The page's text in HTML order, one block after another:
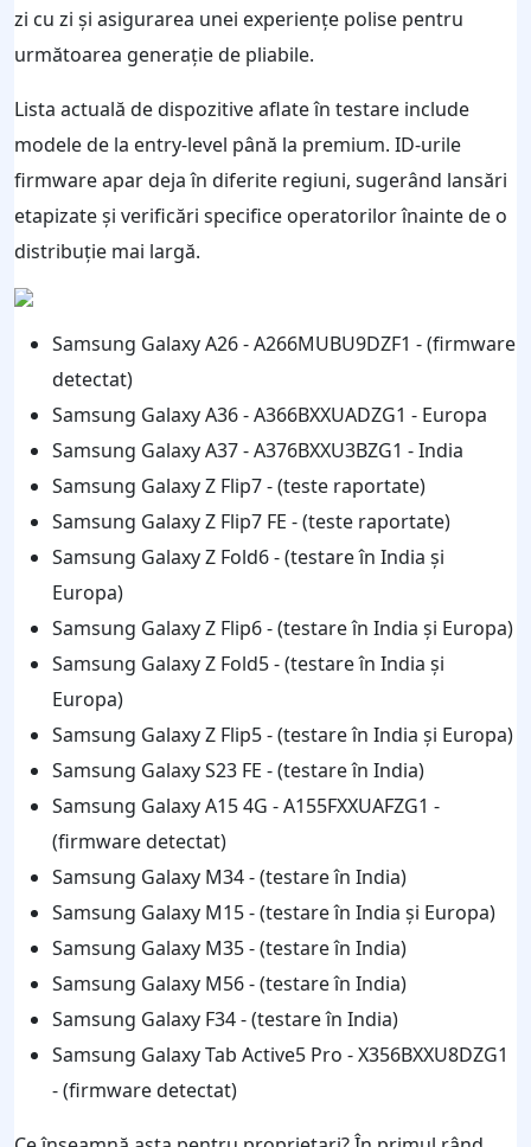
zi cu zi și asigurarea unei experiențe polise pentru
următoarea generație de pliabile.
Lista actuală de dispozitive aflate în testare include
modele de la entry-level până la premium. ID-urile
firmware apar deja în diferite regiuni, sugerând lansări
etapizate și verificări specifice operatorilor înainte de o
distribuție mai largă.
Samsung Galaxy A26 - A266MUBU9DZF1 - (firmware
detectat)
Samsung Galaxy A36 - A366BXXUADZG1 - Europa
Samsung Galaxy A37 - A376BXXU3BZG1 - India
Samsung Galaxy Z Flip7 - (teste raportate)
Samsung Galaxy Z Flip7 FE - (teste raportate)
Samsung Galaxy Z Fold6 - (testare în India și
Europa)
Samsung Galaxy Z Flip6 - (testare în India și Europa)
Samsung Galaxy Z Fold5 - (testare în India și
Europa)
Samsung Galaxy Z Flip5 - (testare în India și Europa)
Samsung Galaxy S23 FE - (testare în India)
Samsung Galaxy A15 4G - A155FXXUAFZG1 -
(firmware detectat)
Samsung Galaxy M34 - (testare în India)
Samsung Galaxy M15 - (testare în India și Europa)
Samsung Galaxy M35 - (testare în India)
Samsung Galaxy M56 - (testare în India)
Samsung Galaxy F34 - (testare în India)
Samsung Galaxy Tab Active5 Pro - X356BXXU8DZG1
- (firmware detectat)